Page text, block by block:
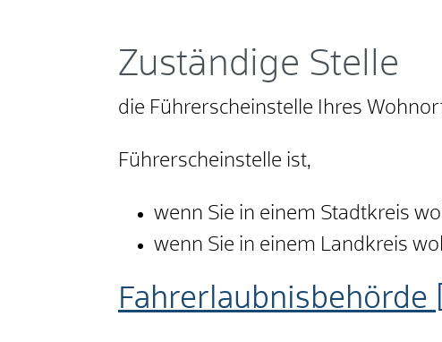
Zuständige Stelle
die Führerscheinstelle Ihres
Führerscheinstelle ist,
wenn Sie in einem Stadtkreis
wenn Sie in einem Landkreis
Fahrerlaubnisbehörde